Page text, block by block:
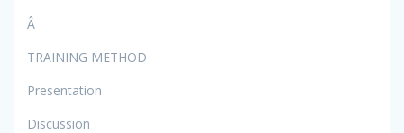
Â
TRAINING METHOD
Presentation
Discussion